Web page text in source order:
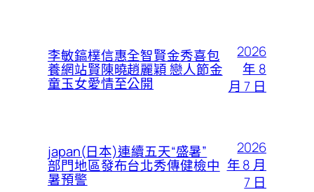
李敏鎬樸信惠全智賢金秀喜包
養網站賢陳曉趙麗穎 戀人節金
童玉女愛情至公開
2026
年 8
月 7 日
japan(日本)連續五天“盛暑”
部門地區發布台北秀傳健檢中
暑預警
2026
年 8 月
7 日